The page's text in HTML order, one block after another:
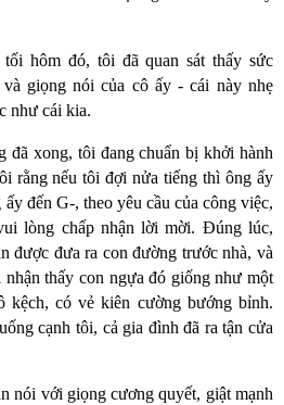
hôm đó, tôi đã quan sát thấy sức
giọng nói của cô ấy - cái này nhẹ
như cái kia.
đã xong, tôi đang chuẩn bị khởi hành
rằng nếu tôi đợi nửa tiếng thì ông ấy
đến G-, theo yêu cầu của công việc,
lòng chấp nhận lời mời. Đúng lúc,
được đưa ra con đường trước nhà, và
thấy con ngựa đó giống như một
kệch, có vẻ kiên cường bướng bỉnh.
cạnh tôi, cả gia đình đã ra tận cửa
nói với giọng cương quyết, giật mạnh